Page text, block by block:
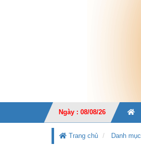
Ngày : 08/08/26
Trang chủ Danh mục